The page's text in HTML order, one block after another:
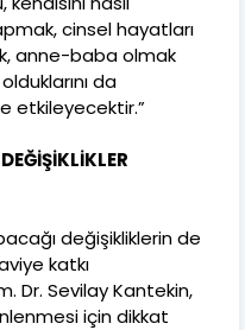
cinsel hayatları
anne-baba olmak
da
etkileyecektir.”
değişikliklerin de
katkı
Dr. Sevilay Kantekin,
için dikkat